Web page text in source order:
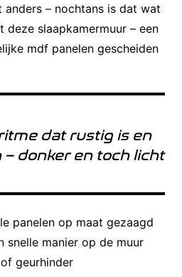
– nochtans is dat wat
deze slaapkamermuur – een
mdf panelen gescheiden
dat rustig is en
donker en toch licht
panelen op maat gezaagd
snelle manier op de muur
geurhinder